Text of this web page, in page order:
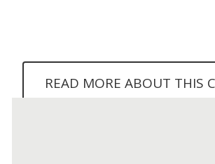
READ MORE ABOUT THIS